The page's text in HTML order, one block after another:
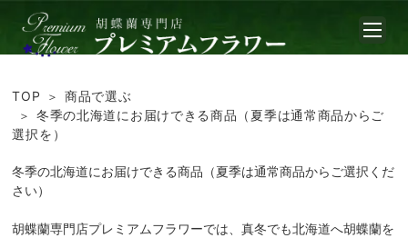
TOP
商品で選ぶ
冬季の北海道にお届けできる商品（夏季は通常商品からご
選択を）
冬季の北海道にお届けできる商品（夏季は通常商品からご選択くだ
さい）
胡蝶蘭専門店プレミアムフラワーでは、真冬でも北海道へ胡蝶蘭を